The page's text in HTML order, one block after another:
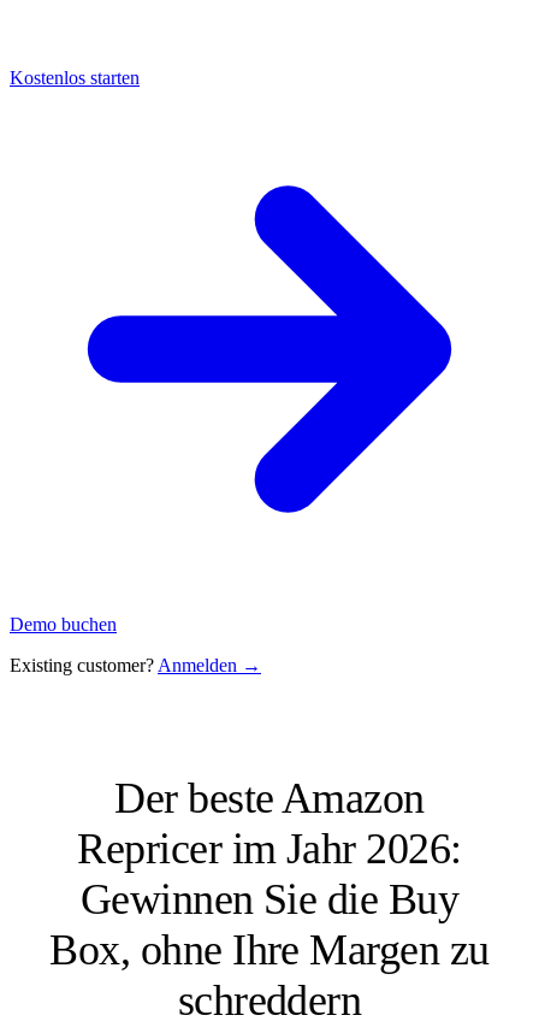
Kostenlos starten
Demo buchen
Existing customer? Anmelden →
Der beste Amazon
Repricer im Jahr 2026:
Gewinnen Sie die Buy
Box, ohne Ihre Margen zu
schreddern